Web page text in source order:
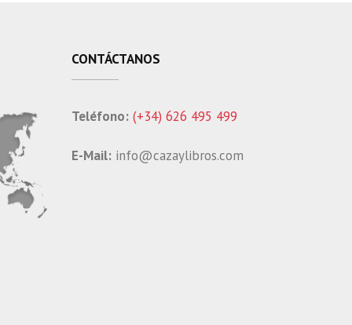
CONTÁCTANOS
Teléfono: (+34) 626 495 499
E-Mail: info@cazaylibros.com